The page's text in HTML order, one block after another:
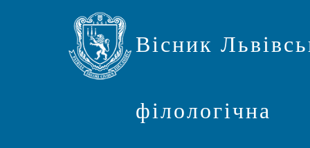
Вісник
філологічна